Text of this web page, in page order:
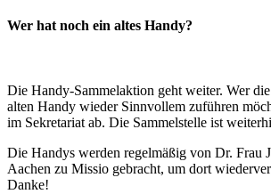
Wer hat noch ein altes Handy?
Die Handy-Sammelaktion geht weiter. Wer
alten Handy wieder Sinnvollem zuführen
im Sekretariat ab. Die Sammelstelle ist
Die Handys werden regelmäßig von Dr. Frau
Aachen zu Missio gebracht, um dort
Danke!